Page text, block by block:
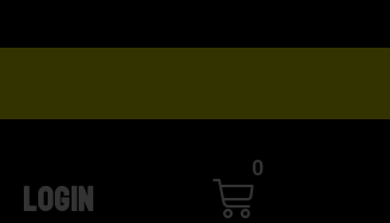
Login
0